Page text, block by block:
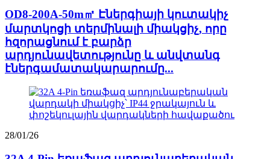
OD8-200A-50m㎡ Էներգիայի կուտակիչ
մարտկոցի տերմինալի միակցիչ, որը
հզորացնում է բարձր
արդյունավետությունը և անվտանգ
էներգամատակարարումը...
28/01/26